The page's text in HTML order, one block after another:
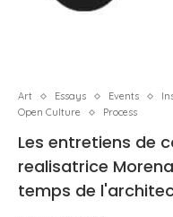
Art Essays Events
Open Culture
Process
Les entretiens de
realisatrice
temps de